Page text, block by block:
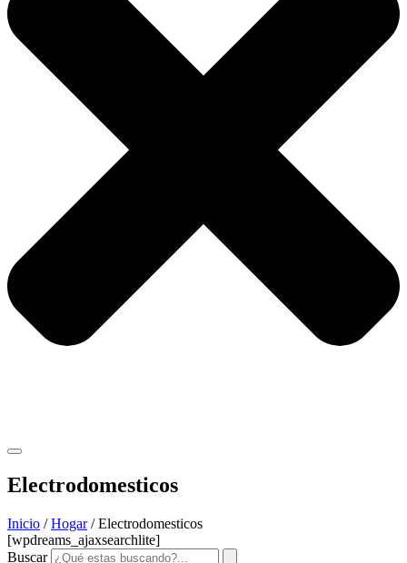
Electrodomesticos
Inicio /Hogar/ Electrodomesticos
[wpdreams_ajaxsearchlite]
Buscar